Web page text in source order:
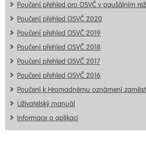
Poučení přehled pro OSVČ v paušálním
Poučení přehled OSVČ 2020
Poučení přehled OSVČ 2019
Poučení přehled OSVČ 2018
Poučení přehled OSVČ 2017
Poučení přehled OSVČ 2016
Poučení k Hromadnému oznámení
Uživatelský manuál
Informace o aplikaci